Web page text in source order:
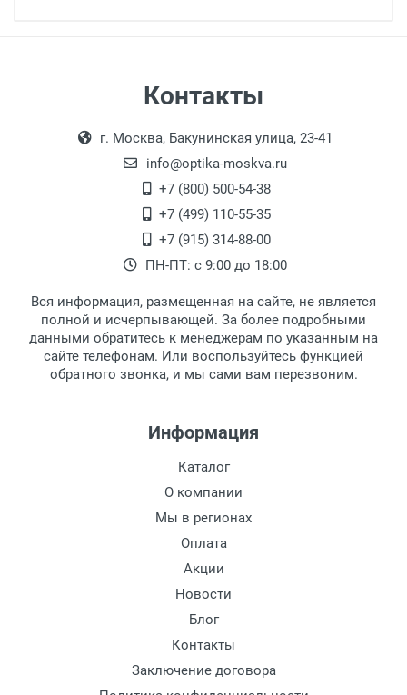
Ширина линзы:
Ширина мостика:
Тип оправы:
Материал линзы:
Материал оправы:
Материал дужки:
Оплата товара производится
наличными непосредственно на пункте
выдачи товара.
Перечисление средств на расчетный счет.
18:00, по субботам с 11:00 до 15:00, в
офисе по адресу: г. Москва,
Переведеновский переулок 17, корпус 1,
второй этаж, тел. +7 (499) 110-55-35.
После того, как заказ поступает в пункт
выдачи, наш менеджер связывается с
клиентом и оповещает о поступлении
товара.
Для получения товара при себе
обязательно иметь паспорт.
Заказ необходимо забрать в течение 3
рабочих дней с момента поступления на
дополнительных расходов за хранение
Доставляем товар по Москве компанией
Сдэк до ближайшего к вам пункта
Доставка транспортными компаниями по
преимущественно по России.
Контакты
г. Москва, Бакунинская улица, 23-41
info@optika-moskva.ru
+7 (800) 500-54-38
+7 (499) 110-55-35
+7 (915) 314-88-00
ПН-ПТ: с 9:00 до 18:00
Вся информация, размещенная на сайте, не является
полной и исчерпывающей. За более подробными
данными обратитесь к менеджерам по указанным на
сайте телефонам. Или воспользуйтесь функцией
обратного звонка, и мы сами вам перезвоним.
Информация
Каталог
О компании
Мы в регионах
Оплата
Акции
Новости
Блог
Контакты
Заключение договора